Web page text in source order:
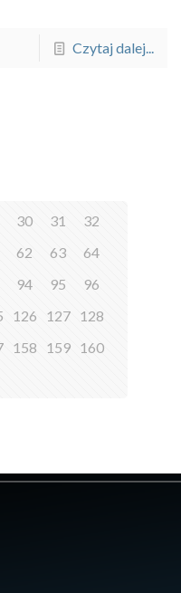
Czytaj dalej...
30 31
32
62 63
64
94 95
96
126 127 128
158 159 160